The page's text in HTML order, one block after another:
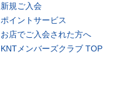
新規ご入会
ポイントサービス
お店でご入会された方へ
KNTメンバーズクラブ TOP